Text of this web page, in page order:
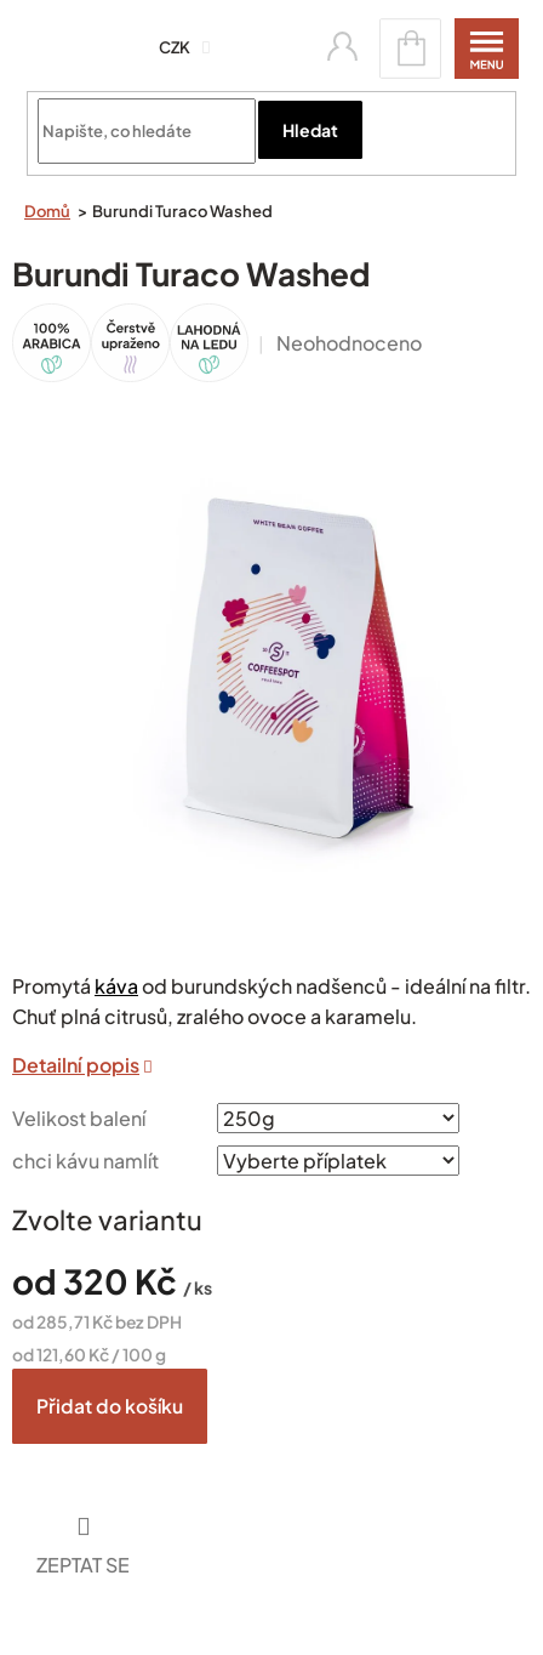
CZK
Hledat
Nákupní
košík
Domů Burundi Turaco Washed
Burundi Turaco Washed
Tip
Arabica
Průměrné
5
hvězdiček.
Neohodnoceno
od 320 Kč / ks
od285,71 Kčbez DPH
Měrná
od 121,60 Kč / 100 g
Zvolte variantu
Velikost balení
chci kávu namlít
Přidat do košíku
Promytá kávaod burundských nadšenců - ideální na filtr.
Chuť plná citrusů, zralého ovoce a karamelu.
ZEPTAT SE